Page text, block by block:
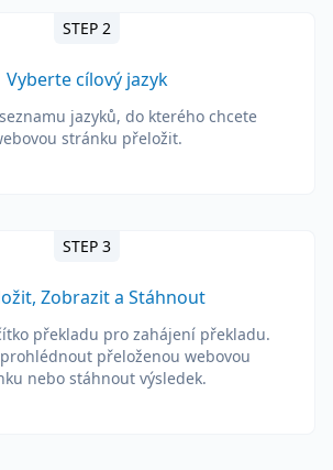
STEP 2
Vyberte cílový jazyk
jazyků, do kterého chcete
stránku přeložit.
STEP 3
Zobrazit a Stáhnout
překladu pro zahájení překladu.
přeloženou webovou
nebo stáhnout výsledek.